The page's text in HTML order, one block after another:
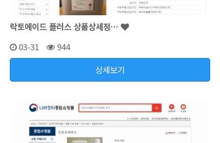
락토에이드 플러스 상품상세정…
03-31
944
상세보기